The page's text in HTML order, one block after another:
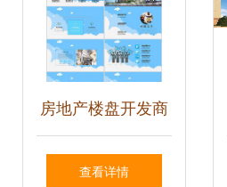
房地产楼盘开发商
PPT模板
查看详情